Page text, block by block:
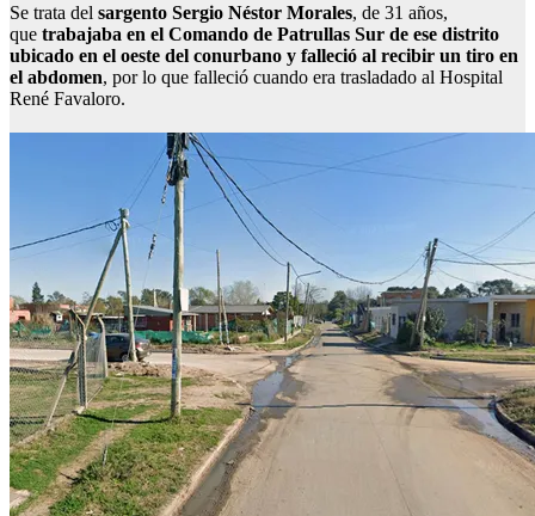
Se trata del sargento Sergio Néstor Morales, de 31 años,
que trabajaba en el Comando de Patrullas Sur de ese distrito
ubicado en el oeste del conurbano y falleció al recibir un tiro en
el abdomen, por lo que falleció cuando era trasladado al Hospital
René Favaloro.